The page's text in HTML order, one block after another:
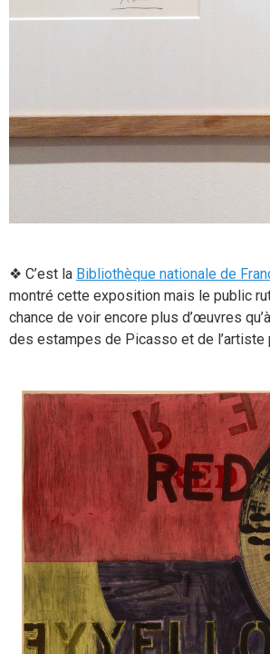
❖ C’est la Bibliothèque nationale de
montré cette exposition mais le public
chance de voir encore plus d’œuvres
des estampes de Picasso et de l’artiste